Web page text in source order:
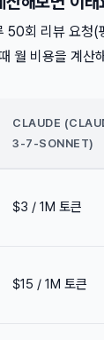
50회 리뷰 요청
월 비용을 계산
CLAUDE
3-7-SONNET)
$3 / 1M 토큰
$15 / 1M 토큰